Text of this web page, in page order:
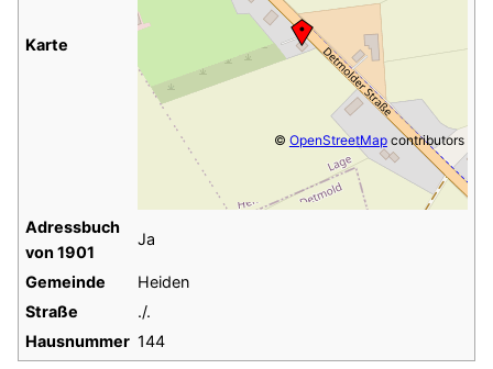
Karte
© OpenStreetMapcontributors
Adressbuch
von 1901
Ja
Gemeinde
Heiden
Straße
./.
Hausnummer 144